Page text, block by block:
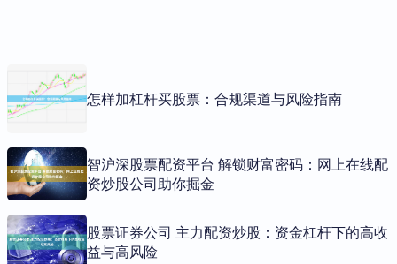
怎样加杠杆买股票：合规渠道与风险指南
智沪深股票配资平台 解锁财富密码：网上在线配
资炒股公司助你掘金
股票证券公司 主力配资炒股：资金杠杆下的高收
益与高风险